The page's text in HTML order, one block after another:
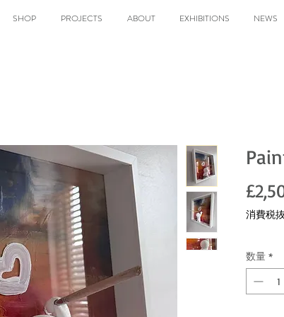
SHOP PROJECTS ABOUT EXHIBITIONS NEWS
消費税
数量 *